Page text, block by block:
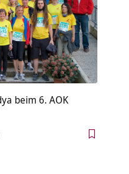
beim 6. AOK